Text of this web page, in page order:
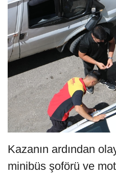
Kazanın ardından
minibüs şoförü ve